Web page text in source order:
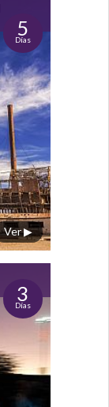
5
Días
Ver ▶
3
Días